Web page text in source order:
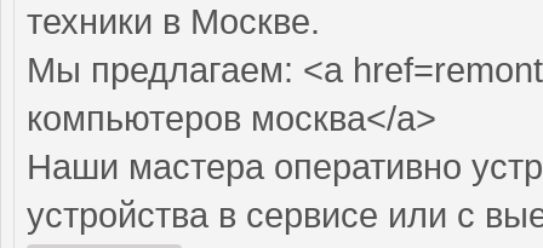
техники в Москве.
Мы предлагаем: <a
компьютеров москва</a>
Наши мастера оперативно
устройства в сервисе или с